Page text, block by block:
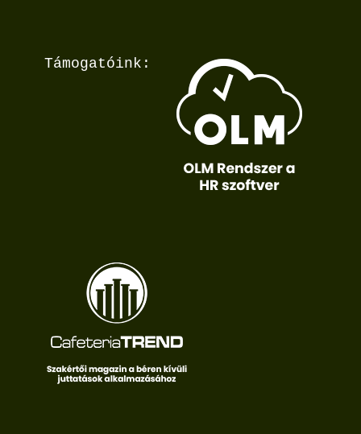
Támogatóink: